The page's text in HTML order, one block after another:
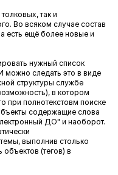
так и
Во всяком случае состав
есть ещё более новые и
нужный список
можно следать это в виде
структуры службе
в котором
при полнотекстовм поиске
содержащие слова
ДО" и наоборот.
выполнив столько
объектов (тегов) в